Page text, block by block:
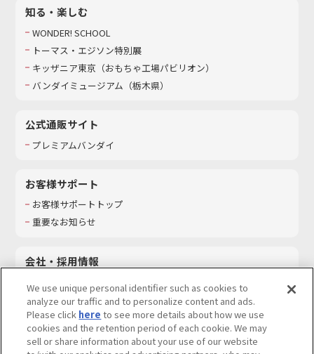
知る・楽しむ
WONDER! SCHOOL
トーマス・エジソン特別展
キッザニア東京（おもちゃ工場パビリオン）​
バンダイミュージアム（栃木県）
公式通販サイト
プレミアムバンダイ
お客様サポート
お客様サポートトップ
重要なお知らせ
会社・採用情報
採用情報
サステナビリティ
お問い合わせ
We use unique personal identifier such as cookies to
analyze our traffic and to personalize content and ads.
Please click here to see more details about how we use
cookies and the retention period of each cookie. We may
sell or share information about your use of our website